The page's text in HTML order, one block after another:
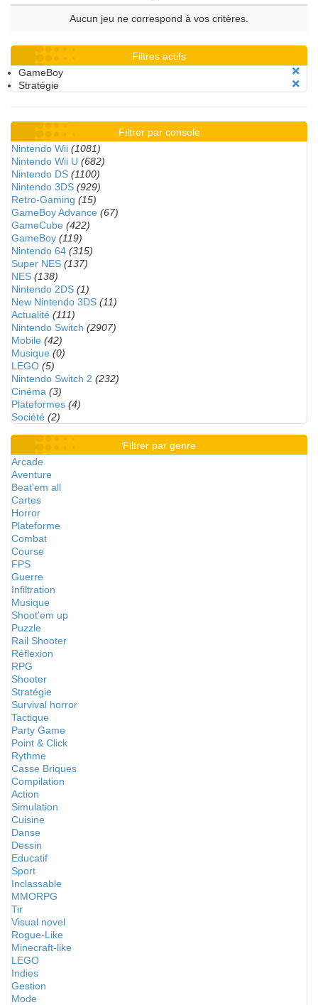
Aucun jeu ne correspond à vos critères.
Filtres actifs
GameBoy
Stratégie
Filtrer par console
Nintendo Wii (1081)
Nintendo Wii U (682)
Nintendo DS (1100)
Nintendo 3DS (929)
Retro-Gaming (15)
GameBoy Advance (67)
GameCube (422)
GameBoy (119)
Nintendo 64 (315)
Super NES (137)
NES (138)
Nintendo 2DS (1)
New Nintendo 3DS (11)
Actualité (111)
Nintendo Switch (2907)
Mobile (42)
Musique (0)
LEGO (5)
Nintendo Switch 2 (232)
Cinéma (3)
Plateformes (4)
Société (2)
Filtrer par genre
Arcade
Aventure
Beat'em all
Cartes
Horror
Plateforme
Combat
Course
FPS
Guerre
Infiltration
Musique
Shoot'em up
Puzzle
Rail Shooter
Réflexion
RPG
Shooter
Stratégie
Survival horror
Tactique
Party Game
Point & Click
Rythme
Casse Briques
Compilation
Action
Simulation
Cuisine
Danse
Dessin
Educatif
Sport
Inclassable
MMORPG
Tir
Visual novel
Rogue-Like
Minecraft-like
LEGO
Indies
Gestion
Mode